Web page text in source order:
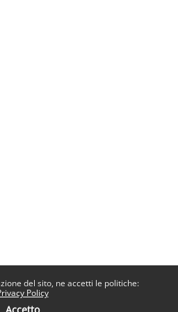
del sito, ne accetti le politiche:
Policy